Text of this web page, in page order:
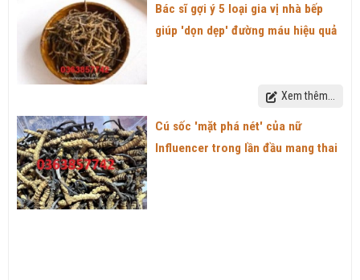
Bác sĩ gợi ý 5 loại gia vị nhà bếp
giúp 'dọn dẹp' đường máu hiệu quả
Xem thêm...
Cú sốc 'mặt phá nét' của nữ
Influencer trong lần đầu mang thai